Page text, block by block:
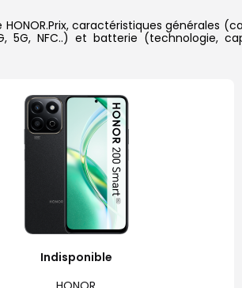
caractéristiques générales
5G, NFC..) et batterie (technologie,
Indisponible